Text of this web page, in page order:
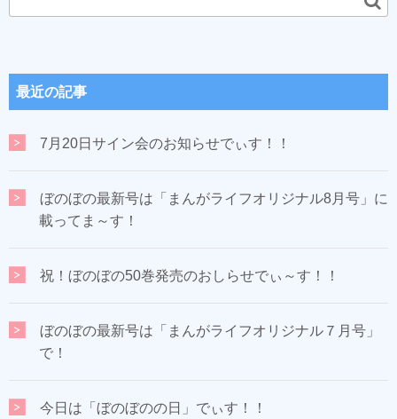
最近の記事
7月20日サイン会のお知らせでぃす！！
ぼのぼの最新号は「まんがライフオリジナル8月号」に
載ってま～す！
祝！ぼのぼの50巻発売のおしらせでぃ～す！！
ぼのぼの最新号は「まんがライフオリジナル７月号」
で！
今日は「ぼのぼのの日」でぃす！！